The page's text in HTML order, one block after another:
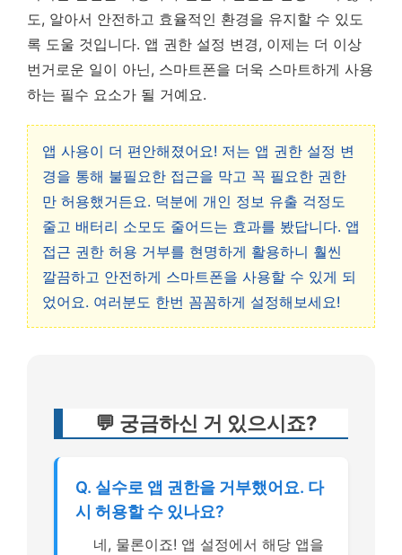
도, 알아서 안전하고 효율적인 환경을 유지할 수 있도
록 도울 것입니다. 앱 권한 설정 변경, 이제는 더 이상
번거로운 일이 아닌, 스마트폰을 더욱 스마트하게 사용
하는 필수 요소가 될 거예요.
앱 사용이 더 편안해졌어요! 저는 앱 권한 설정 변
경을 통해 불필요한 접근을 막고 꼭 필요한 권한
만 허용했거든요. 덕분에 개인 정보 유출 걱정도
줄고 배터리 소모도 줄어드는 효과를 봤답니다. 앱
접근 권한 허용 거부를 현명하게 활용하니 훨씬
깔끔하고 안전하게 스마트폰을 사용할 수 있게 되
었어요. 여러분도 한번 꼼꼼하게 설정해보세요!
💬 궁금하신 거 있으시죠?
Q. 실수로 앱 권한을 거부했어요. 다
시 허용할 수 있나요?
네, 물론이죠! 앱 설정에서 해당 앱을